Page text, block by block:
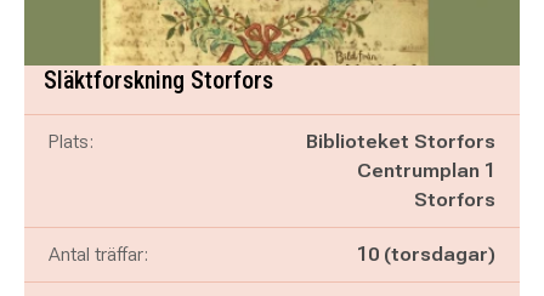
Släktforskning Storfors
Plats:
Biblioteket Storfors
Centrumplan 1
Storfors
Antal träffar: 10 (torsdagar)